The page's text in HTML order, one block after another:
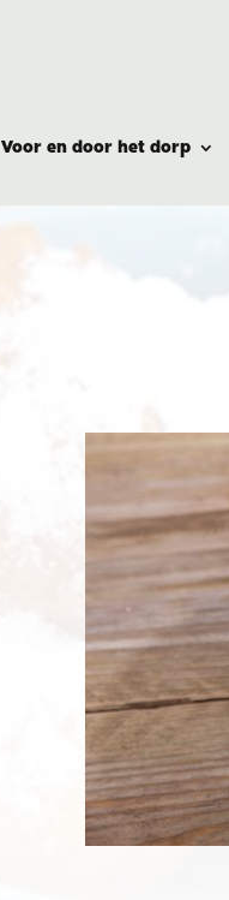
Voor en door het dorp